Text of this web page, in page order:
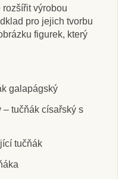
Přidat do košíku
Přidat do košíku
Přidat do košíku
Přidat do košíku
rozšířit výrobou
pro jejich tvorbu
figurek, který
galapágský
– tučňák císařský s
tučňák